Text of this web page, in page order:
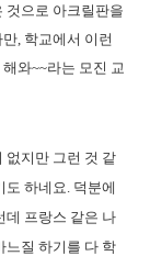
것으로 아크릴판을
, 학교에서 이런
와~~라는 모진 교
없지만 그런 것 같
도 하네요. 덕분에
데 프랑스 같은 나
느질 하기를 다 학